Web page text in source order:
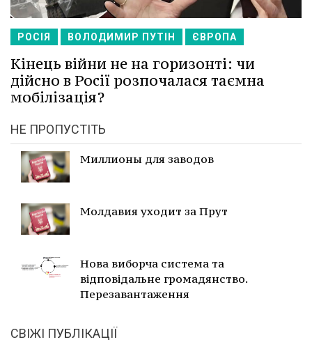
РОСІЯ ВОЛОДИМИР ПУТІН ЄВРОПА
Кінець війни не на горизонті: чи
дійсно в Росії розпочалася таємна
мобілізація?
НЕ ПРОПУСТІТЬ
Миллионы для заводов
Молдавия уходит за Прут
Нова виборча система та
відповідальне громадянство.
Перезавантаження
СВІЖІ ПУБЛІКАЦІЇ